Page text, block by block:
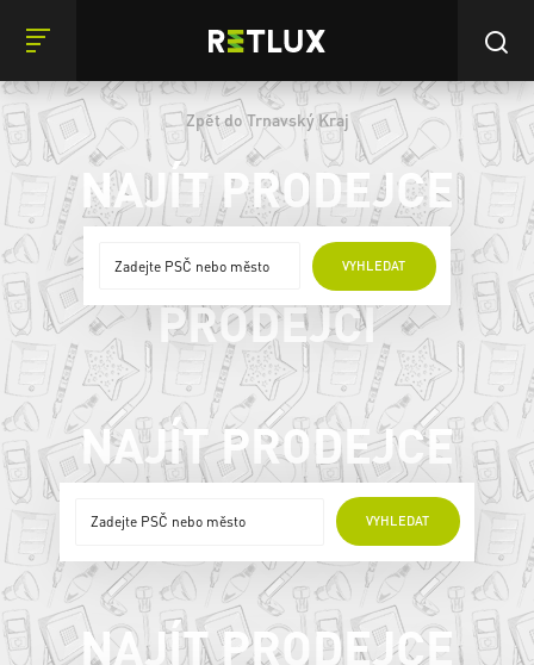
Zpět do Trnavský Kraj
NAJÍT PRODEJCE
VYHLEDAT
ONLINE
PRODEJCI
NAJÍT PRODEJCE
VYHLEDAT
ONLINE PRODEJCI
NAJÍT PRODEJCE